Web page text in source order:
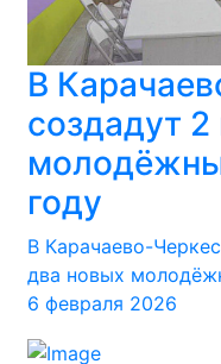
В
создадут
году
В Карачаево-
два новых
6 февраля 2026